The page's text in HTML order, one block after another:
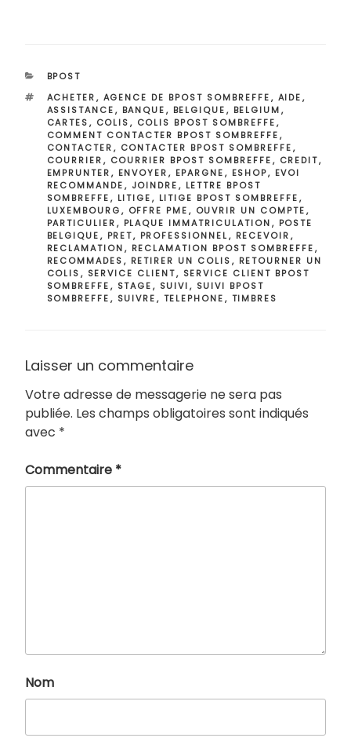
CATÉGORIES
BPOST
ÉTIQUETTES
ACHETER, AGENCE DE BPOST SOMBREFFE, AIDE,
ASSISTANCE, BANQUE, BELGIQUE, BELGIUM,
CARTES, COLIS, COLIS BPOST SOMBREFFE,
COMMENT CONTACTER BPOST SOMBREFFE,
CONTACTER, CONTACTER BPOST SOMBREFFE,
COURRIER, COURRIER BPOST SOMBREFFE, CREDIT,
EMPRUNTER, ENVOYER, EPARGNE, ESHOP, EVOI
RECOMMANDE, JOINDRE, LETTRE BPOST
SOMBREFFE, LITIGE, LITIGE BPOST SOMBREFFE,
LUXEMBOURG, OFFRE PME, OUVRIR UN COMPTE,
PARTICULIER, PLAQUE IMMATRICULATION, POSTE
BELGIQUE, PRET, PROFESSIONNEL, RECEVOIR,
RECLAMATION, RECLAMATION BPOST SOMBREFFE,
RECOMMADES, RETIRER UN COLIS, RETOURNER UN
COLIS, SERVICE CLIENT, SERVICE CLIENT BPOST
SOMBREFFE, STAGE, SUIVI, SUIVI BPOST
SOMBREFFE, SUIVRE, TELEPHONE, TIMBRES
Laisser un commentaire
Votre adresse de messagerie ne sera pas
publiée. Les champs obligatoires sont indiqués
avec *
Commentaire *
Nom